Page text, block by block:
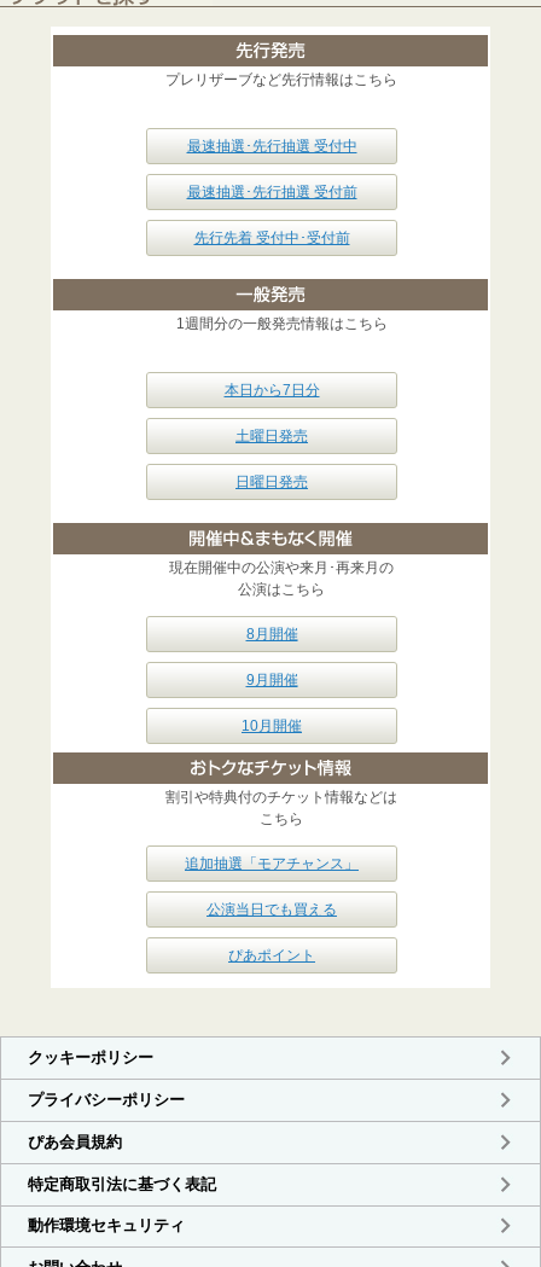
プレリザーブなど先行情報はこちら
最速抽選･先行抽選 受付中
最速抽選･先行抽選 受付前
先行先着 受付中･受付前
1週間分の一般発売情報はこちら
本日から7日分
土曜日発売
日曜日発売
現在開催中の公演や来月･再来月の
公演はこちら
8月開催
9月開催
10月開催
割引や特典付のチケット情報などは
こちら
追加抽選「モアチャンス」
公演当日でも買える
ぴあポイント